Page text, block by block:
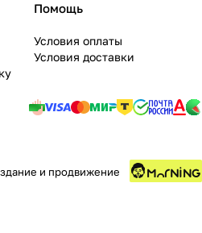
Помощь
Условия оплаты
Условия доставки
и продвижение